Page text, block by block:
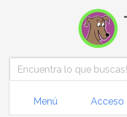
Menú Acceso